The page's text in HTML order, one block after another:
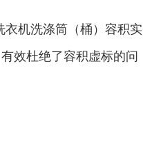
机洗涤筒（桶）容积实
效杜绝了容积虚标的问